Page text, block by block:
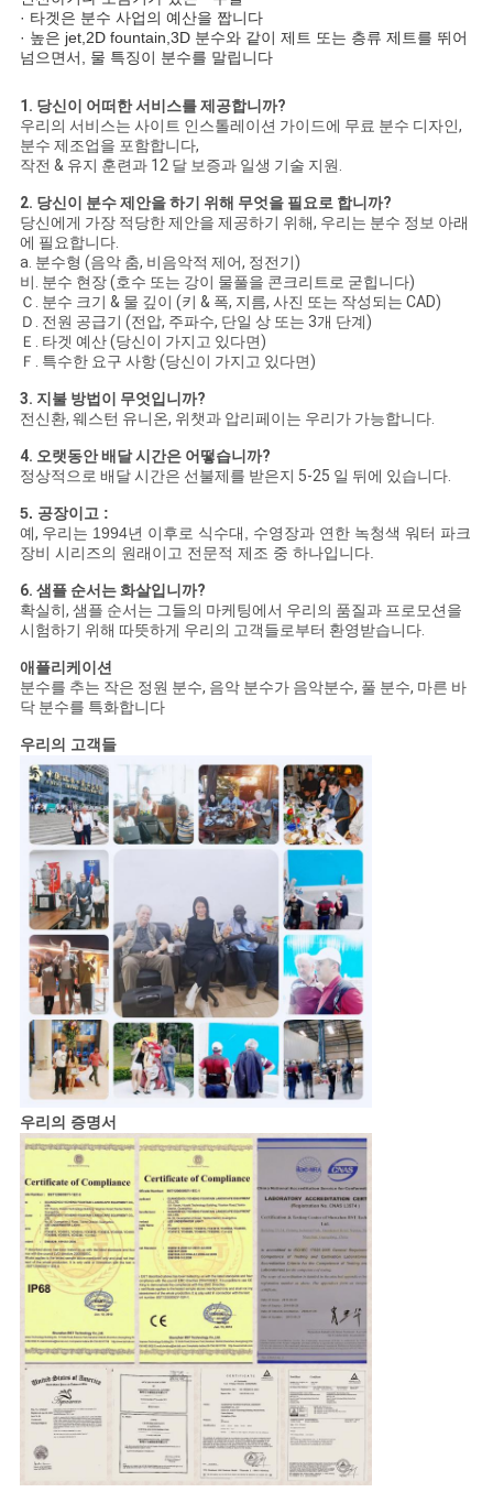
· 타겟은 분수 사업의 예산을 짭니다
· 높은 jet,2D fountain,3D 분수와 같이 제트 또는 층류 제트를 뛰어
넘으면서, 물 특징이 분수를 말립니다
1. 당신이 어떠한 서비스를 제공합니까?
우리의 서비스는 사이트 인스톨레이션 가이드에 무료 분수 디자인,
분수 제조업을 포함합니다,
작전 & 유지 훈련과 12 달 보증과 일생 기술 지원.
2. 당신이 분수 제안을 하기 위해 무엇을 필요로 합니까?
당신에게 가장 적당한 제안을 제공하기 위해, 우리는 분수 정보 아래
에 필요합니다.
a. 분수형 (음악 춤, 비음악적 제어, 정전기)
비. 분수 현장 (호수 또는 강이 물풀을 콘크리트로 굳힙니다)
Ｃ. 분수 크기 & 물 깊이 (키 & 폭, 지름, 사진 또는 작성되는 CAD)
Ｄ. 전원 공급기 (전압, 주파수, 단일 상 또는 3개 단계)
Ｅ. 타겟 예산 (당신이 가지고 있다면)
Ｆ. 특수한 요구 사항 (당신이 가지고 있다면)
3. 지불 방법이 무엇입니까?
전신환, 웨스턴 유니온, 위챗과 압리페이는 우리가 가능합니다.
4. 오랫동안 배달 시간은 어떻습니까?
정상적으로 배달 시간은 선불제를 받은지 5-25 일 뒤에 있습니다.
5. 공장이고 :
예, 우리는 1994년 이후로 식수대, 수영장과 연한 녹청색 워터 파크
장비 시리즈의 원래이고 전문적 제조 중 하나입니다.
6. 샘플 순서는 화살입니까?
확실히, 샘플 순서는 그들의 마케팅에서 우리의 품질과 프로모션을
시험하기 위해 따뜻하게 우리의 고객들로부터 환영받습니다.
애플리케이션
분수를 추는 작은 정원 분수, 음악 분수가 음악분수, 풀 분수, 마른 바
닥 분수를 특화합니다
우리의 고객들
우리의 증명서